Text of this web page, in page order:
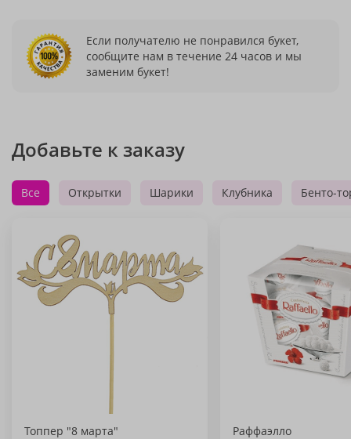
Если получателю не понравился букет,
сообщите нам в течение 24 часов и мы
заменим букет!
Добавьте к заказу
Все Открытки Шарики Клубника Бенто-
Топпер "8 марта" Раффаэлло